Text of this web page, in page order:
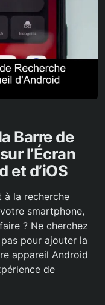
Barre de
l’Écran
et d’iOS
à la recherche
smartphone,
? Ne cherchez
pour ajouter la
appareil Android
de